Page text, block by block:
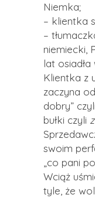
Niemka;
– klientka
–
niemiecki,
lat osiadła
Klientka z
zaczyna
dobry”
bułki czyli
swoim
„co pani
Wciąż
tyle, że